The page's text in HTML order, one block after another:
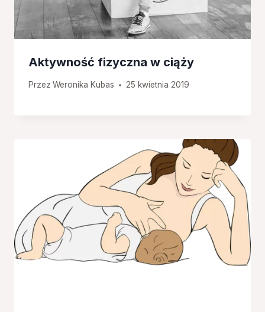
Aktywność fizyczna w ciąży
Przez Weronika Kubas 25 kwietnia 2019